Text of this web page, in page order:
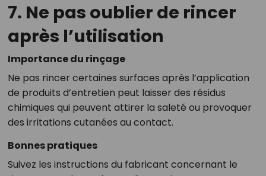
7. Ne pas oublier de rincer
après l’utilisation
Importance du rinçage
Ne pas rincer certaines surfaces après l’application
de produits d’entretien peut laisser des résidus
chimiques qui peuvent attirer la saleté ou provoquer
des irritations cutanées au contact.
Bonnes pratiques
Suivez les instructions du fabricant concernant le